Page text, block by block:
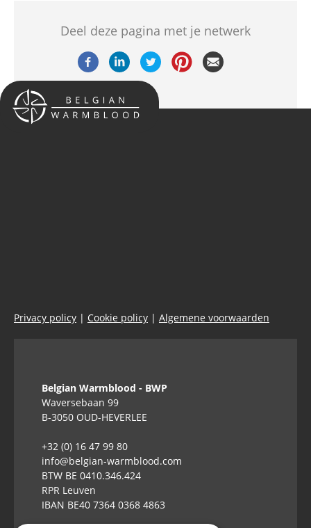
Deel deze pagina met je netwerk
Privacy policy | Cookie policy | Algemene voorwaarden
Belgian Warmblood - BWP
Waversebaan 99
B-3050 OUD-HEVERLEE
+32 (0) 16 47 99 80
info@belgian-warmblood.com
BTW BE 0410.346.424
RPR Leuven
IBAN BE40 7364 0368 4863